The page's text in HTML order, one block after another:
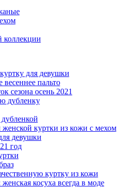
коллекции
для девушки
пальто
сезона осень 2021
дубленку
куртки из кожи с мехом
девушки
год
куртку из кожи
косуха всегда в моде